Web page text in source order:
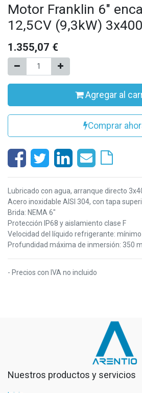
Motor Franklin 6"
12,5CV (9,3kW)
1.355,07 €
Agregar al
Comprar
Lubricado con agua, arranque directo
Acero inoxidable AISI 304, con tapa
Brida: NEMA 6"
Protección IP68 y aislamiento clase F
Velocidad del líquido refrigerante:
Profundidad máxima de inmersión: 350 m
- Precios con IVA no incluido
Nuestros productos y servicios